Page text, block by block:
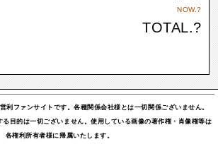
NOW.?
TOTAL.?
利ファンサイトです。各種関係会社様とは一切関係ございません。
目的は一切ございません。使用している画像の著作権・肖像権等は
各権利所有者様に帰属いたします。